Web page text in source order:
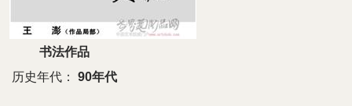
书法作品
历史年代：
90年代